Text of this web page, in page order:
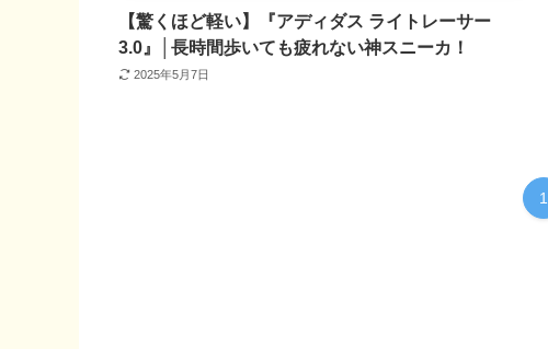
【驚くほど軽い】『アディダス ライトレーサー
3.0』│長時間歩いても疲れない神スニーカ！
2025年5月7日
1